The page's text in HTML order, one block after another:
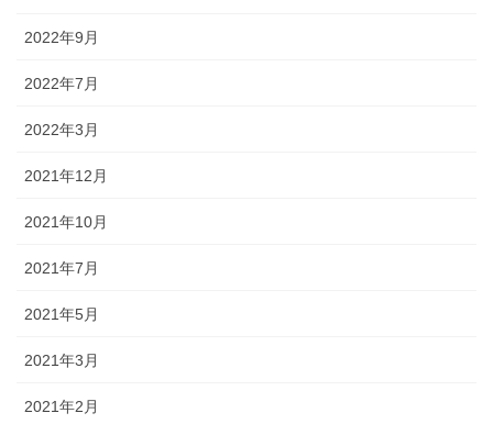
2022年9月
2022年7月
2022年3月
2021年12月
2021年10月
2021年7月
2021年5月
2021年3月
2021年2月